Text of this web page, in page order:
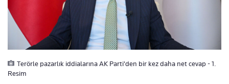
Terörle pazarlık iddialarına AK Parti'den bir kez daha net cevap - 1.
Resim